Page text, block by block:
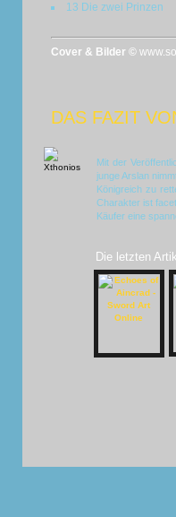
13 Die zwei Prinzen
Cover & Bilder ©
DAS FAZIT
Mit der
junge Arslan
Königreich zu
Charakter ist
Käufer eine
Die letzten